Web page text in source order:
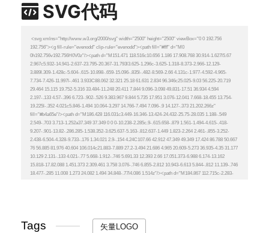
SVG代码
Tags 矢量LOGO